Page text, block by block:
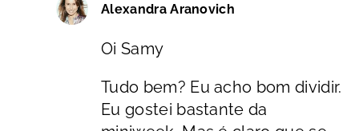
Alexandra Aranovich
Oi Samy
Tudo bem? Eu acho bom dividir.
Eu gostei bastante da